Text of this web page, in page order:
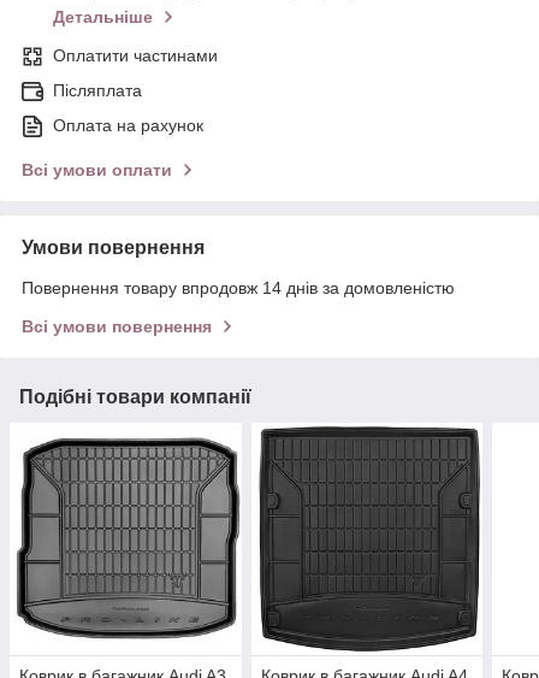
Детальніше
Оплатити частинами
Післяплата
Оплата на рахунок
Всі умови оплати
Умови повернення
Повернення товару впродовж 14 днів за домовленістю
Всі умови повернення
Подібні товари компанії